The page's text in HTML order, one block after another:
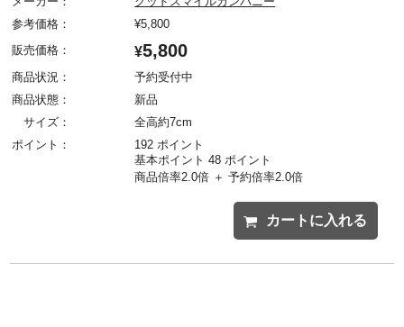
参考価格：
¥5,800
販売価格：
¥5,800
商品状況：
予約受付中
商品状態：
新品
サイズ：
全高約7cm
ポイント：
192 ポイント
基本ポイント 48 ポイント
商品倍率2.0倍 ＋ 予約倍率2.0倍
カートに入れる